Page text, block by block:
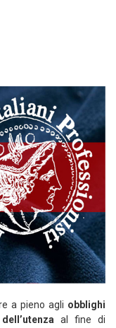
a pieno agli obblighi
al fine di